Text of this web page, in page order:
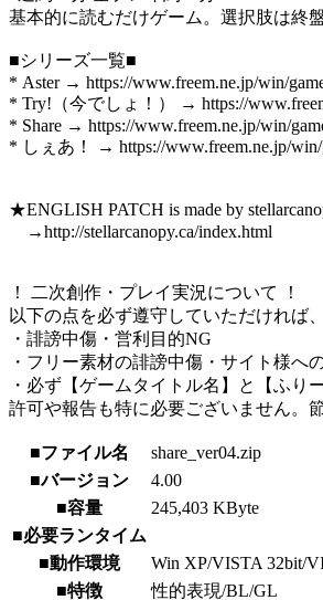
基本的に読むだけゲーム。選択肢は終
■シリーズ一覧■
* Aster → https://www.freem.ne.jp/win/
* Try!（今でしょ！） → https://
* Share → https://www.freem.ne.jp/win/
* しぇあ！ → https://www.freem.ne.jp/win/
★ENGLISH PATCH is made by
→http://stellarcanopy.ca/index.html
！ 二次創作・プレイ実況について ！
以下の点を必ず遵守していただければ
・誹謗中傷・営利目的NG
・フリー素材の誹謗中傷・サイト様へ
・必ず【ゲームタイトル名】と【ふり
許可や報告も特に必要ございません。
■ファイル名
share_ver04.zip
■バージョン
4.00
■容量
245,403 KByte
■必要ランタイム
■動作環境
Win XP/VISTA 32bit/
■特徴
性的表現/BL/GL